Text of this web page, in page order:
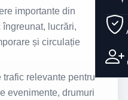
importante din
lucrări,
și circulație
relevante pentru
evenimente, drumuri